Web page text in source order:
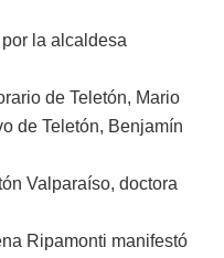
la alcaldesa
de Teletón, Mario
de Teletón, Benjamín
Valparaíso, doctora
Ripamonti manifestó